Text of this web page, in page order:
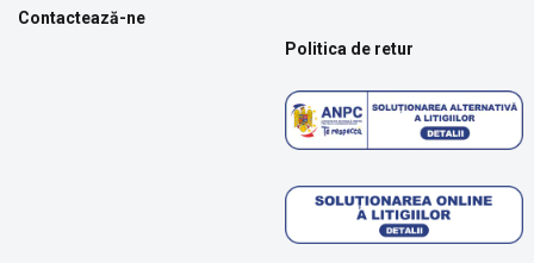
Contactează-ne
Politica de retur